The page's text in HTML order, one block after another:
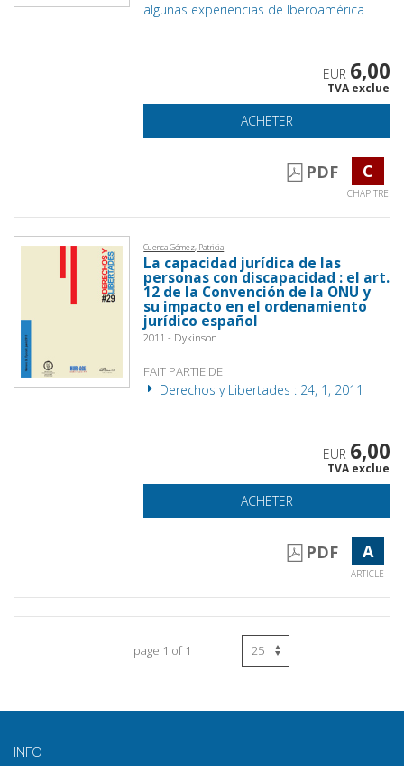
algunas experiencias de Iberoamérica
EUR 6,00
TVA exclue
ACHETER
PDF C
CHAPITRE
Cuenca Gómez, Patricia
La capacidad jurídica de las
personas con discapacidad : el art.
12 de la Convención de la ONU y
su impacto en el ordenamiento
jurídico español
2011 - Dykinson
FAIT PARTIE DE
Derechos y Libertades : 24, 1, 2011
EUR 6,00
TVA exclue
ACHETER
PDF A
ARTICLE
page 1 of 1
INFO